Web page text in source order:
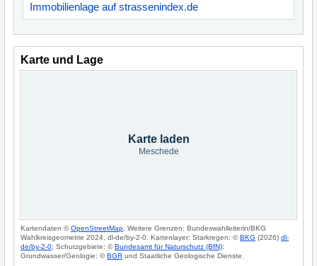
Immobilienlage auf strassenindex.de
Karte und Lage
Karte laden
Meschede
Kartendaten ©OpenStreetMap . Weitere Grenzen: Bundeswahlleiterin/BKG
Wahlkreisgeometrie 2024, dl-de/by-2-0. Kartenlayer: Starkregen: ©BKG (2026) dl-
de/by-2-0; Schutzgebiete: ©Bundesamt für Naturschutz (BfN);
Grundwasser/Geologie: ©BGR und Staatliche Geologische Dienste.